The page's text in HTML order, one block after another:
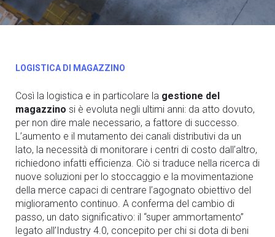
LOGISTICA DI MAGAZZINO
Così la logistica e in particolare la gestione del
magazzino si è evoluta negli ultimi anni: da atto dovuto,
per non dire male necessario, a fattore di successo.
L’aumento e il mutamento dei canali distributivi da un
lato, la necessità di monitorare i centri di costo dall’altro,
richiedono infatti efficienza. Ciò si traduce nella ricerca di
nuove soluzioni per lo stoccaggio e la movimentazione
della merce capaci di centrare l’agognato obiettivo del
miglioramento continuo. A conferma del cambio di
passo, un dato significativo: il “super ammortamento”
legato all’Industry 4.0, concepito per chi si dota di beni